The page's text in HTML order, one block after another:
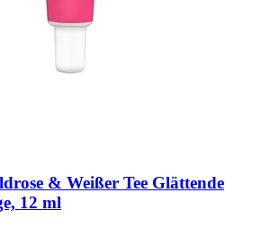
& Weißer Tee Glättende
12 ml